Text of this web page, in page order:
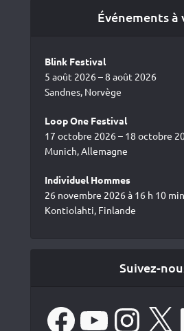
Événements à
Blink Festival
5 août 2026 – 8 août 2026
Sandnes, Norvège
Loop One Festival
17 octobre 2026 – 18 octobre
Munich, Allemagne
Individuel Hommes
26 novembre 2026 à 16 h 10
Kontiolahti, Finlande
Suivez-
Facebook Instagram